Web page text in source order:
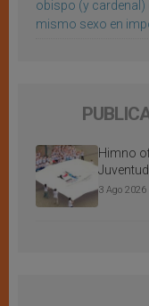
obispo (y cardenal)
mismo sexo en
Himno
3 Ago 2026